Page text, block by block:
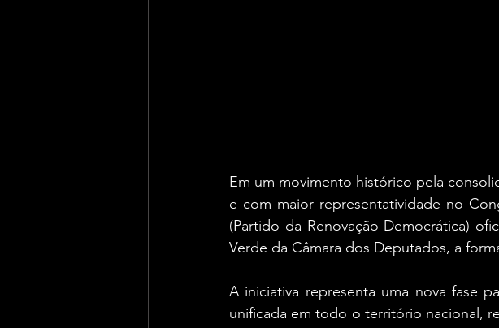
Em um movimento histórico pela
e com maior representatividade no
(Partido da Renovação Democrática)
Verde da Câmara dos Deputados, a
A iniciativa representa uma nova fase
unificada em todo o território nacional,